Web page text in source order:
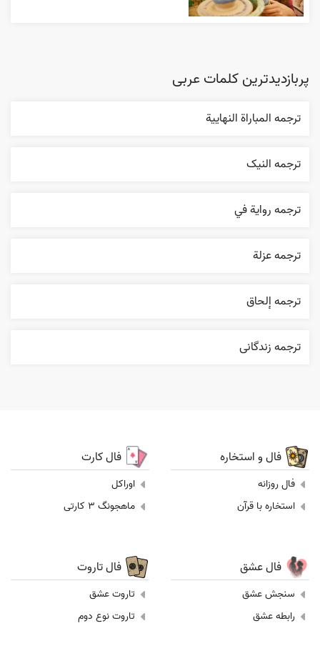
پربازدیدترین کلمات عربی
ترجمه المباراة النهایية
ترجمه النیک
ترجمه روایة في
ترجمه عزلة
ترجمه إلحاق
ترجمه زندگانی
فال و استخاره
فال روزانه
استخاره با قرآن
فال کارت
اوراکل
ماهجونگ 3 کارتی
فال عشق
سنجش عشق
رابطه عشق
فال تاروت
تاروت عشق
تاروت نوع دوم